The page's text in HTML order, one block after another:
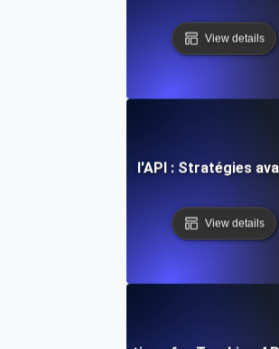
View details
de la fiabilité de l'API : Stratégies
View details